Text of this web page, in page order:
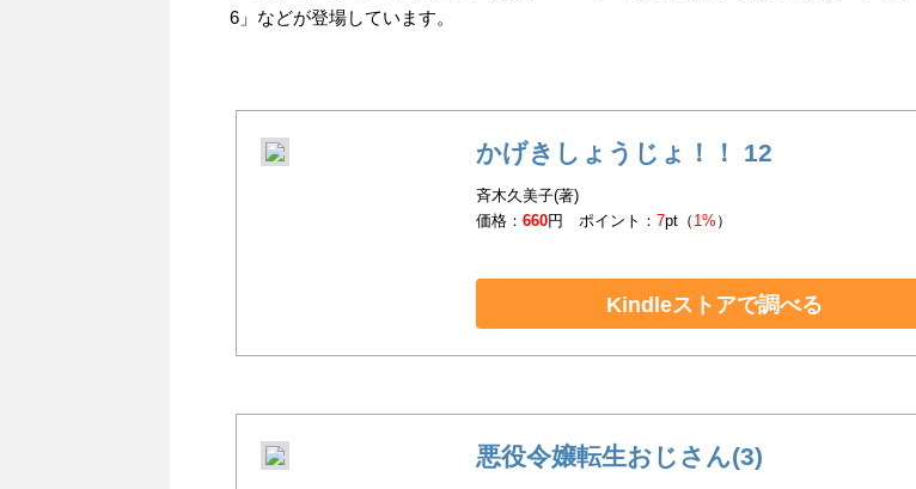
6」などが登場しています。
かげきしょうじょ！！ 12
斉木久美子(著)
価格：660円 ポイント：7pt（ 1% ）
Kindleストアで調べる
悪役令嬢転生おじさん(3)